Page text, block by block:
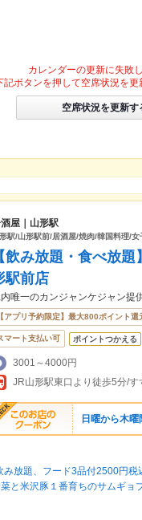
カレンダーの更新に失敗し
記ボタンを押して空席状況を更
空席状況を更新す
屋｜山形駅
駅/山形駅前/居酒屋/焼肉/韓国料理/
【飲み放題・食べ放
駅前店
唯一のカンジャンケジャン提
【アプリ予約限定】最大800ポイント還
マート支払い可 ポイントつかえる
3001～4000円
日曜から木
放題、フード3品付2500円税
菜と米沢豚１番育ちのサムギ